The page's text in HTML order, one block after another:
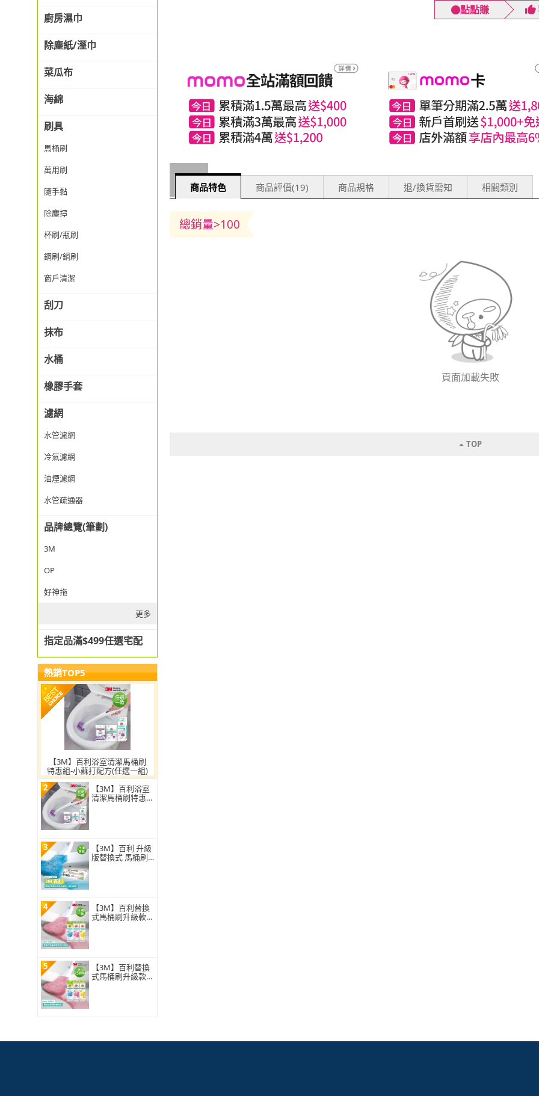
廚房濕巾
除塵紙/溼巾
菜瓜布
海綿
刷具
馬桶刷
萬用刷
隨手黏
除塵撢
杯刷/瓶刷
鋼刷/鍋刷
窗戶清潔
刮刀
抹布
水桶
橡膠手套
濾網
水管濾網
冷氣濾網
油煙濾網
水管疏通器
品牌總覽(筆劃)
3M
OP
好神拖
更多
指定品滿$499任選宅配
熱銷TOP5
【3M】百利浴室清潔馬桶刷
特惠組-小蘇打配方(任選一組)
2
【3M】百利浴室
清潔馬桶刷特惠
3
【3M】百利 升級
版替換式 馬桶刷
4
【3M】百利替換
式馬桶刷升級款
5
【3M】百利替換
式馬桶刷升級款
點點賺
商品特色 商品評價(19) 商品規格 退/換貨需知 相關類別
總銷量>100
頁面加載失敗
TOP